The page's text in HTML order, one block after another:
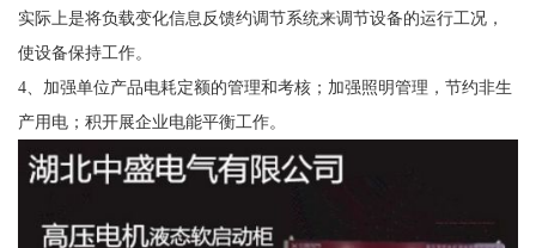
实际上是将负载变化信息反馈约调节系统来调节设备的运行工况，
使设备保持工作。
4、加强单位产品电耗定额的管理和考核；加强照明管理，节约非生
产用电；积开展企业电能平衡工作。